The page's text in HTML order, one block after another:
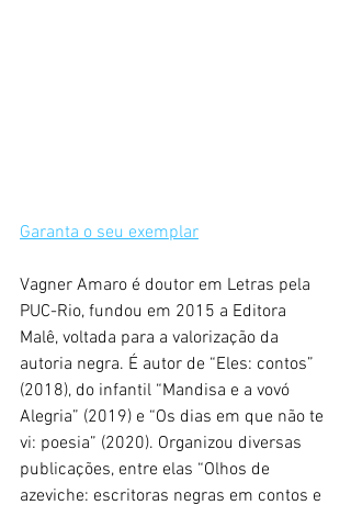
Garanta o seu exemplar
Vagner Amaro é doutor em Letras pela
PUC-Rio, fundou em 2015 a Editora
Malê, voltada para a valorização da
autoria negra. É autor de “Eles: contos”
(2018), do infantil “Mandisa e a vovó
Alegria” (2019) e “Os dias em que não te
vi: poesia” (2020). Organizou diversas
publicações, entre elas “Olhos de
azeviche: escritoras negras em contos e